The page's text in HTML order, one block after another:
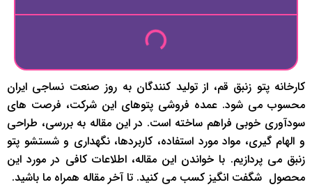
کارخانه پتو زنبق قم، از تولید کنندگان به روز صنعت نساجی ایران
محسوب می شود. عمده فروشی پتوهای این شرکت، فرصت های
سودآوری خوبی فراهم ساخته است. در این مقاله به بررسی، طراحی
و الهام گیری، مواد مورد استفاده، کاربردها، نگهداری و شستشو پتو
زنبق می پردازیم. با خواندن این مقاله، اطلاعات کافی در مورد این
محصول شگفت انگیز کسب می کنید. تا آخر مقاله همراه ما باشید.